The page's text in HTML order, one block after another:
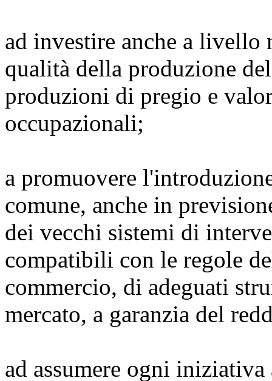
ad investire anche a
qualità della produzione
produzioni di pregio e
occupazionali;
a promuovere
comune, anche in
dei vecchi sistemi di
compatibili con le regole
commercio, di adeguati
mercato, a garanzia del
ad assumere ogni